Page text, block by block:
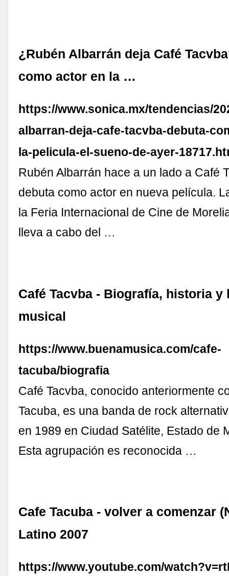
¿Rubén Albarrán deja Café
como actor en la …
https://www.sonica.mx/tendencias/
albarran-deja-cafe-tacvba-debuta-
la-pelicula-el-sueno-de-ayer-
Rubén Albarrán hace a un lado a Café
debuta como actor en nueva película.
la Feria Internacional de Cine de
lleva a cabo del …
Café Tacvba - Biografía, historia y
musical
https://www.buenamusica.com/cafe-
tacuba/biografia
Café Tacvba, conocido anteriormente
Tacuba, es una banda de rock
en 1989 en Ciudad Satélite, Estado de
Esta agrupación es reconocida …
Cafe Tacuba - volver a comenzar
Latino 2007
https://www.youtube.com/